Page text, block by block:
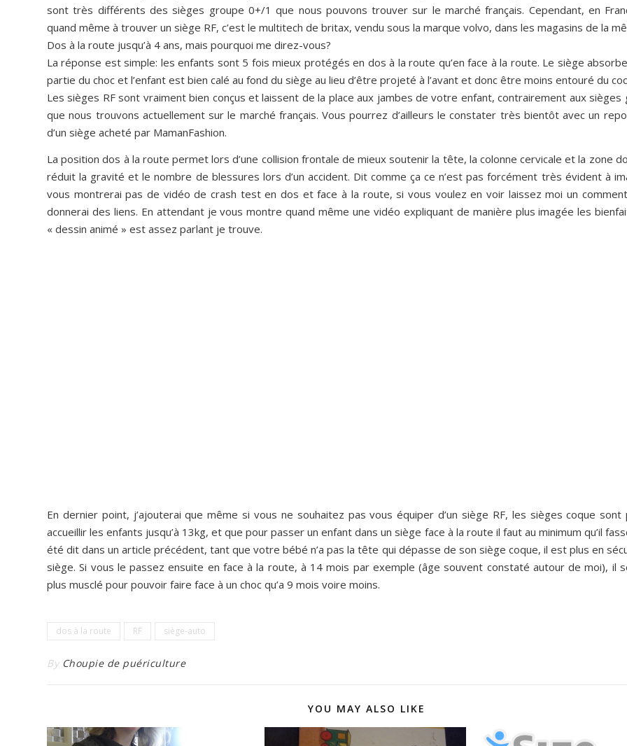
sont très différents des sièges groupe 0+/1 que nous pouvons trouver sur le marché français. Cependant, en
quand même à trouver un siège RF, c’est le multitech de britax, vendu sous la marque volvo, dans les magasins de la
Dos à la route jusqu’à 4 ans, mais pourquoi me direz-vous?
La réponse est simple: les enfants sont 5 fois mieux protégés en dos à la route qu’en face à la route. Le siège
partie du choc et l’enfant est bien calé au fond du siège au lieu d’être projeté à l’avant et donc être moins entouré du
Les sièges RF sont vraiment bien conçus et laissent de la place aux jambes de votre enfant, contrairement aux sièges
que nous trouvons actuellement sur le marché français. Vous pourrez d’ailleurs le constater très bientôt avec un
d’un siège acheté par MamanFashion.
La position dos à la route permet lors d’une collision frontale de mieux soutenir la tête, la colonne cervicale et la zone
réduit la gravité et le nombre de blessures lors d’un accident. Dit comme ça ce n’est pas forcément très évident à
vous montrerai pas de vidéo de crash test en dos et face à la route, si vous voulez en voir laissez moi un
donnerai des liens. En attendant je vous montre quand même une vidéo expliquant de manière plus imagée les
« dessin animé » est assez parlant je trouve.
En dernier point, j’ajouterai que même si vous ne souhaitez pas vous équiper d’un siège RF, les sièges coque
accueillir les enfants jusqu’à 13kg, et que pour passer un enfant dans un siège face à la route il faut au minimum qu’il
été dit dans un article précédent, tant que votre bébé n’a pas la tête qui dépasse de son siège coque, il est plus en
siège. Si vous le passez ensuite en face à la route, à 14 mois par exemple (âge souvent constaté autour de moi), il
plus musclé pour pouvoir faire face à un choc qu’a 9 mois voire moins.
dos à la route RF siège-auto
By Choupie de puériculture
YOU MAY ALSO LIKE